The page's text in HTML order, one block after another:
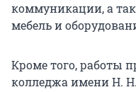
коммуникации, а
мебель и
Кроме того, работы
колледжа имени Н.